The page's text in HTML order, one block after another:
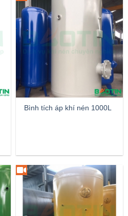
Bình tích áp khí nén 1000L